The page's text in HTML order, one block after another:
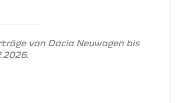
von Dacia Neuwagen bis